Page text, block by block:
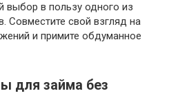
в пользу одного из
Совместите свой взгляд на
и примите обдуманное
для займа без